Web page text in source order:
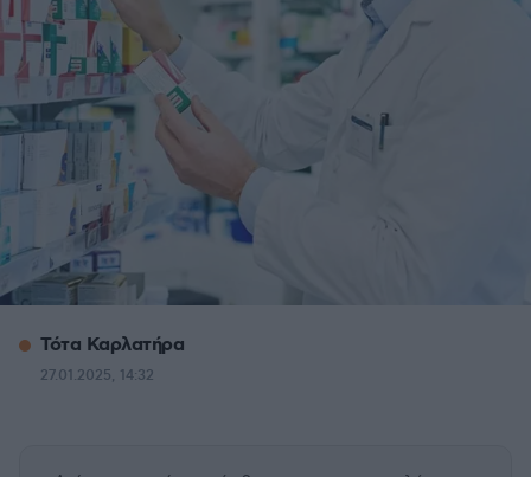
Τότα Καρλατήρα
27.01.2025, 14:32